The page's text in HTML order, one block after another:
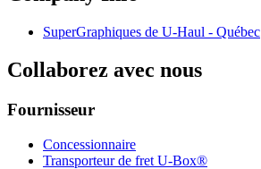
SuperGraphiques de U-Haul - Québec
Collaborez avec nous
Fournisseur
Concessionnaire
Transporteur de fret U-Box®